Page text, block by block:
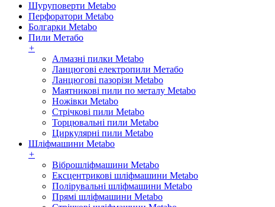
Шуруповерти Metabo
Перфоратори Metabo
Болгарки Metabo
Пили Метабо
+
Алмазні пилки Metabo
Ланцюгові електропили Метабо
Ланцюгові пазорізи Metabo
Маятникові пили по металу Metabo
Ножівки Metabo
Стрічкові пили Metabo
Торцювальні пили Metabo
Циркулярні пили Metabo
Шліфмашини Metabo
+
Віброшліфмашини Metabo
Ексцентрикові шліфмашини Metabo
Полірувальні шліфмашини Metabo
Прямі шліфмашини Metabo